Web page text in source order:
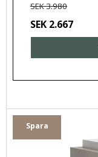
SEK 3.980
SEK 2.667
Spara